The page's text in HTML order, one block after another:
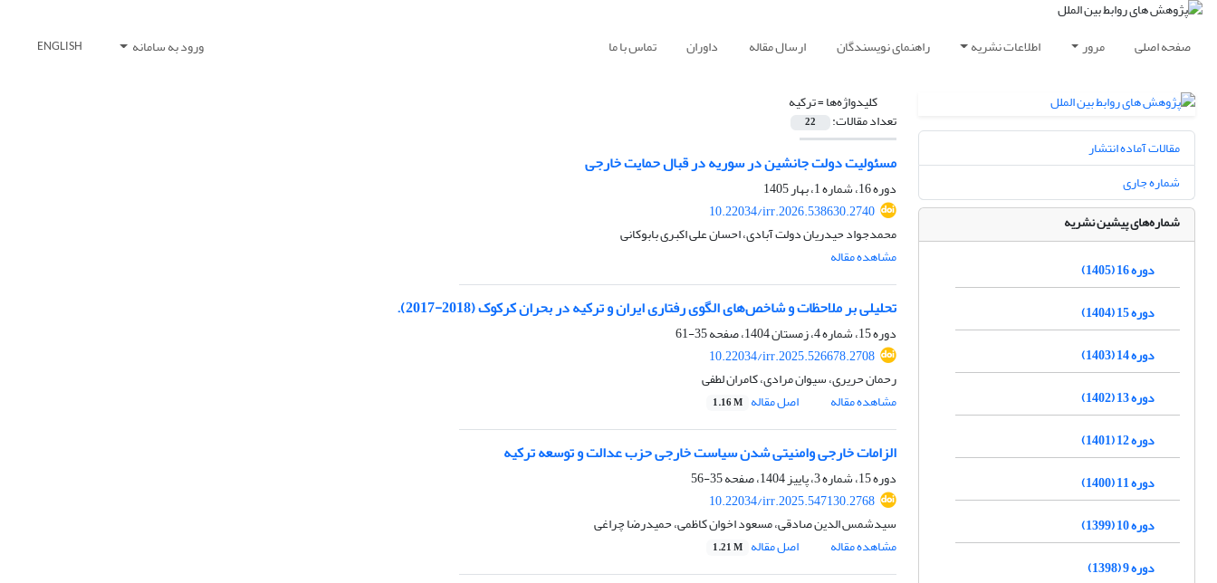
صفحه اصلی مرور اطلاعات نشریه راهنمای نویسندگان ارسال مقاله داوران تماس با ما ورود به سامانه ENGLISH
کلیدواژه‌ها =ترکیه
تعداد مقالات: 22
مسئولیت دولت جانشین در سوریه در قبال حمایت خارجی
دوره 16، شماره 1، بهار 1405
10.22034/irr.2026.538630.2740
محمدجواد حیدریان دولت آبادی، احسان علی اکبری بابوکانی
مشاهده مقاله
تحلیلی بر ملاحظات و شاخص‌های الگوی رفتاری ایران و ترکیه در بحران کرکوک (2018-2017).
دوره 15، شماره 4، زمستان 1404، صفحه
35-61
10.22034/irr.2025.526678.2708
رحمان حریری، سیوان مرادی، کامران لطفی
مشاهده مقاله
اصل مقاله 1.16 M
الزامات خارجی وامنیتی شدن سیاست خارجی حزب عدالت و توسعه ترکیه
دوره 15، شماره 3، پاییز 1404، صفحه
35-56
10.22034/irr.2025.547130.2768
سیدشمس الدین صادقی، مسعود اخوان کاظمی، حمیدرضا چراغی
مشاهده مقاله
اصل مقاله 1.21 M
مقالات آماده انتشار
شماره جاری
شماره‌های پیشین نشریه
دوره 16 (1405)
دوره 15 (1404)
دوره 14 (1403)
دوره 13 (1402)
دوره 12 (1401)
دوره 11 (1400)
دوره 10 (1399)
دوره 9 (1398)